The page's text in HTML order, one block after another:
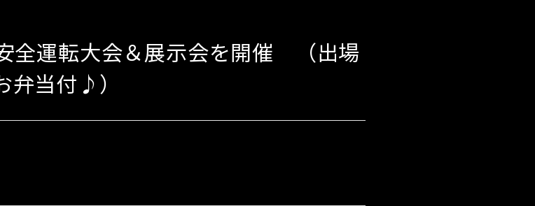
運転大会＆展示会を開催 （出場
弁当付♪）